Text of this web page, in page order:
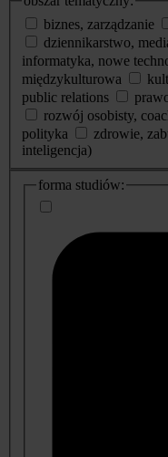
biznes, zarządzanie
dziennikarstwo,
informatyka, nowe
międzykulturowa
public relations
rozwój osobisty,
polityka
zdrowie,
inteligencja)
dodatkowe
informacje
forma studiów: